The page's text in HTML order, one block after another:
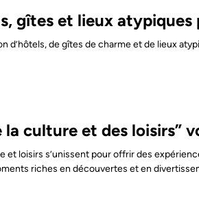
gîtes et lieux
d’hôtels, de gîtes de charme et de lieux
la culture et des loisirs”
loisirs s’unissent pour offrir des
riches en découvertes et en